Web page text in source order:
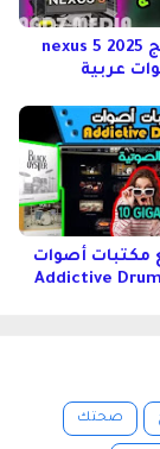
تحميل برنامج nexus 5 2025
عربية
مكتبات أصوات
Addictive
صحتك